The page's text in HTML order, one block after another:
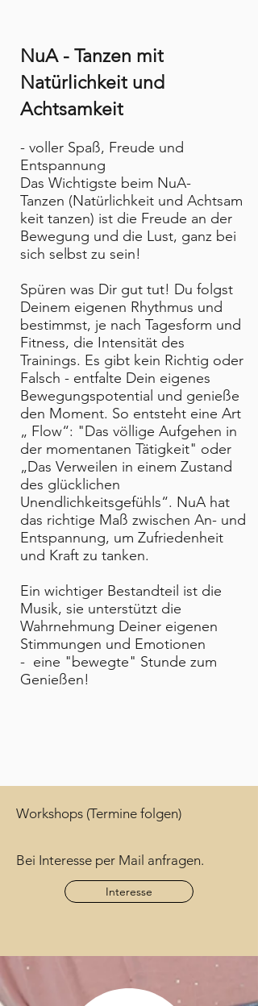
NuA - Tanzen mit
Natürlichkeit und
Achtsamkeit
- voller Spaß, Freude und
Entspannung
Das Wichtigste beim NuA-
Tanzen (Natürlichkeit und Achtsam
keit tanzen) ist die Freude an der
Bewegung und die Lust, ganz bei
sich selbst zu sein!
Spüren was Dir gut tut! Du folgst
Deinem eigenen Rhythmus und
bestimmst, je nach Tagesform und
Fitness, die Intensität des
Trainings. Es gibt kein Richtig oder
Falsch - entfalte Dein eigenes
Bewegungspotential und genieße
den Moment. So entsteht eine Art
„ Flow“: "Das völlige Aufgehen in
der momentanen Tätigkeit" oder
„Das Verweilen in einem Zustand
des glücklichen
Unendlichkeitsgefühls“. NuA hat
das richtige Maß zwischen An- und
Entspannung, um Zufriedenheit
und Kraft zu tanken.
Ein wichtiger Bestandteil ist die
Musik, sie unterstützt die
Wahrnehmung Deiner eigenen
Stimmungen und Emotionen
- eine "bewegte" Stunde zum
Genießen!
Workshops (Termine folgen)
Bei Interesse per Mail anfragen.
Interesse